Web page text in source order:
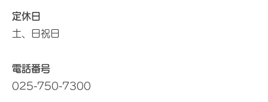
定休日
土、日祝日
電話番号
025-750-7300